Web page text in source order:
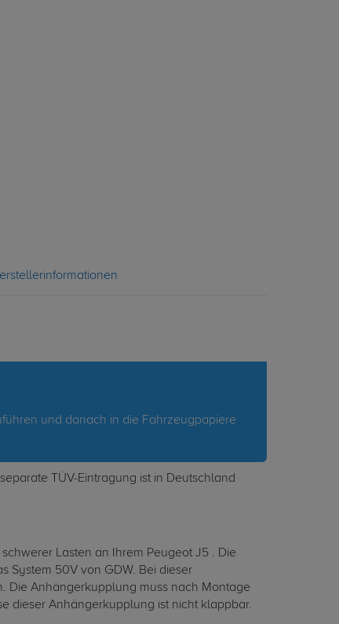
und danach in die Fahrzeugpapiere
TÜV-Eintragung ist in Deutschland
Lasten an Ihrem Peugeot J5 . Die
System 50V von GDW. Bei dieser
Die Anhängerkupplung muss nach Montage
dieser Anhängerkupplung ist nicht klappbar.